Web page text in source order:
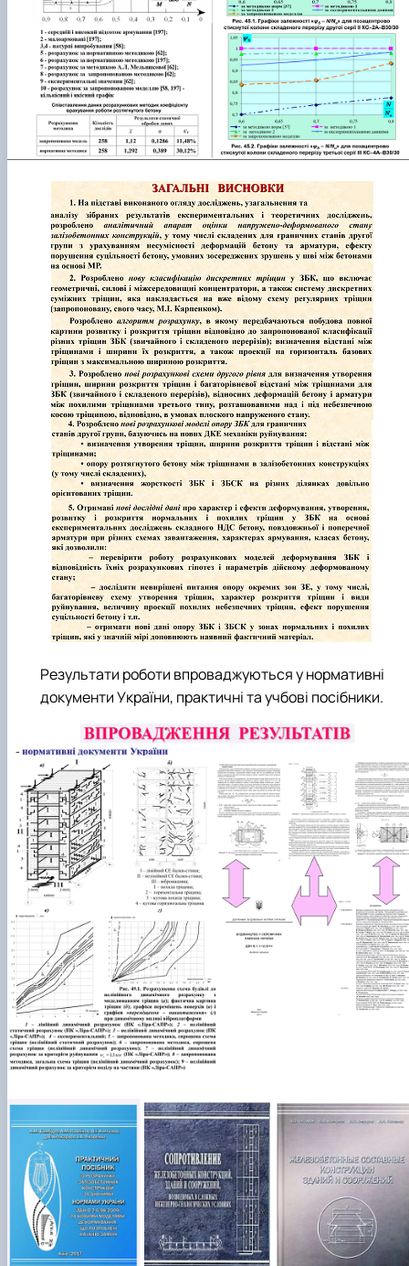
Результати роботи впроваджуються у нормативні
документи України, практичні та учбові посібники.